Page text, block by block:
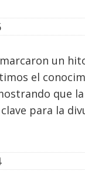
un
el
que
para la